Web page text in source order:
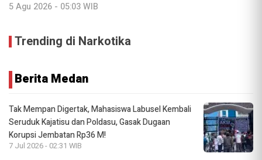
5 Agu 2026 - 05:03 WIB
Trending di Narkotika
Berita Medan
Tak Mempan Digertak, Mahasiswa Labusel Kembali
Seruduk Kajatisu dan Poldasu, Gasak Dugaan
Korupsi Jembatan Rp36 M!
7 Jul 2026 - 02:31 WIB